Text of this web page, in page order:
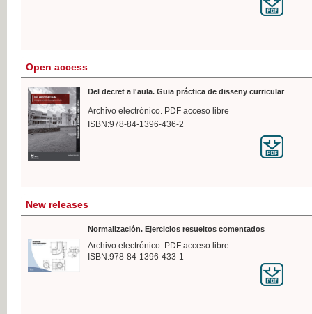
Open access
Del decret a l'aula. Guia práctica de disseny curricular
Archivo electrónico. PDF acceso libre
ISBN:978-84-1396-436-2
New releases
Normalización. Ejercicios resueltos comentados
Archivo electrónico. PDF acceso libre
ISBN:978-84-1396-433-1